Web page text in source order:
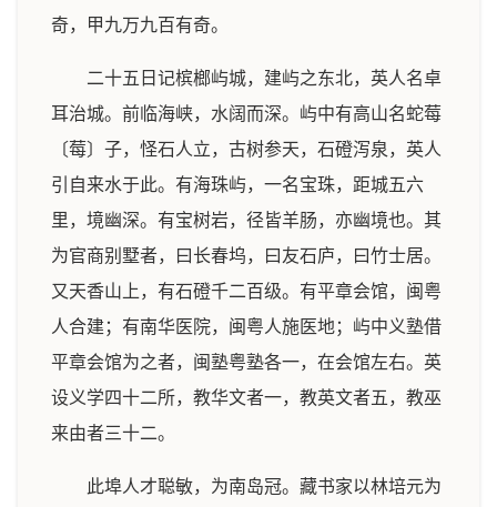
奇，甲九万九百有奇。
二十五日记槟榔屿城，建屿之东北，英人名卓
耳治城。前临海峡，水阔而深。屿中有高山名蛇莓
〔莓〕子，怪石人立，古树参天，石磴泻泉，英人
引自来水于此。有海珠屿，一名宝珠，距城五六
里，境幽深。有宝树岩，径皆羊肠，亦幽境也。其
为官商别墅者，曰长春坞，曰友石庐，曰竹士居。
又天香山上，有石磴千二百级。有平章会馆，闽粤
人合建；有南华医院，闽粤人施医地；屿中义塾借
平章会馆为之者，闽塾粤塾各一，在会馆左右。英
设义学四十二所，教华文者一，教英文者五，教巫
来由者三十二。
此埠人才聪敏，为南岛冠。藏书家以林培元为